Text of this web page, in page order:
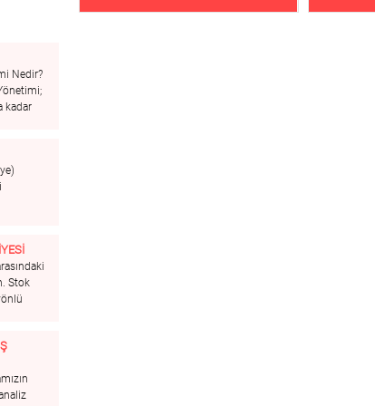
aktivitelerinizi pratik ve sorunsuz bir
Nedir?
kadar
ve
tüm
Stok